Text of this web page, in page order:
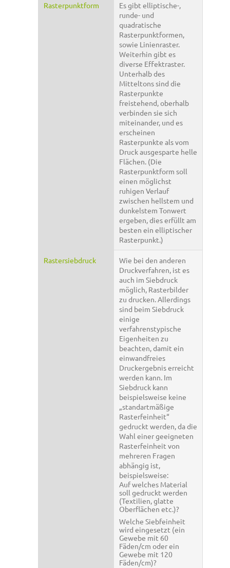
Rasterpunktform
Es gibt elliptische-,
runde- und
quadratische
Rasterpunktformen,
sowie Linienraster.
Weiterhin gibt es
diverse Effektraster.
Unterhalb des
Mitteltons sind die
Rasterpunkte
freistehend, oberhalb
verbinden sie sich
miteinander, und es
erscheinen
Rasterpunkte als vom
Druck ausgesparte helle
Flächen. (Die
Rasterpunktform soll
einen möglichst
ruhigen Verlauf
zwischen hellstem und
dunkelstem Tonwert
ergeben, dies erfüllt am
besten ein elliptischer
Rasterpunkt.)
Rastersiebdruck
Wie bei den anderen
Druckverfahren, ist es
auch im Siebdruck
möglich, Rasterbilder
zu drucken. Allerdings
sind beim Siebdruck
einige
verfahrenstypische
Eigenheiten zu
beachten, damit ein
einwandfreies
Druckergebnis erreicht
werden kann. Im
Siebdruck kann
beispielsweise keine
„standartmäßige
Rasterfeinheit“
gedruckt werden, da die
Wahl einer geeigneten
Rasterfeinheit von
mehreren Fragen
abhängig ist,
beispielsweise:
Auf welches Material
soll gedruckt werden
(Textilien, glatte
Oberflächen etc.)?
Welche Siebfeinheit
wird eingesetzt (ein
Gewebe mit 60
Fäden/cm oder ein
Gewebe mit 120
Fäden/cm)?